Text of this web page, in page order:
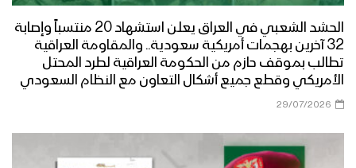
الحشد الشعبي في العراق يعلن استشهاد 20 منتسباً وإصابة
32 آخرين بهجمات أمريكية سعودية.. والمقاومة العراقية
تطالب بموقف حازم من الحكومة العراقية لطرد المحتل
الأمريكي وقطع جميع أشكال التعاون مع النظام السعودي
29/07/2026